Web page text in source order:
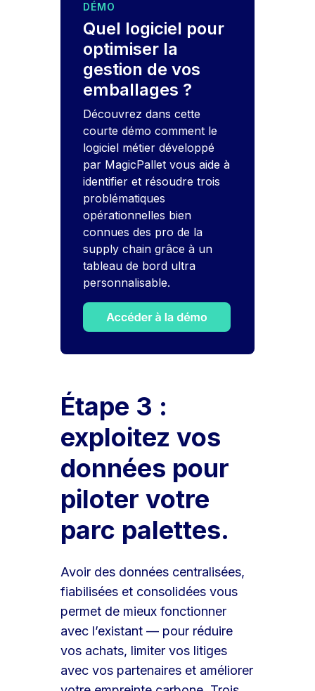
DÉMO
Quel logiciel pour
optimiser la
gestion de vos
emballages ?
Découvrez dans cette
courte démo comment le
logiciel métier développé
par MagicPallet vous aide à
identifier et résoudre trois
problématiques
opérationnelles bien
connues des pro de la
supply chain grâce à un
tableau de bord ultra
personnalisable.
Étape 3 :
exploitez vos
données pour
piloter votre
parc palettes.
Avoir des données centralisées,
fiabilisées et consolidées vous
permet de mieux fonctionner
avec l’existant — pour réduire
vos achats, limiter vos litiges
avec vos partenaires et améliorer